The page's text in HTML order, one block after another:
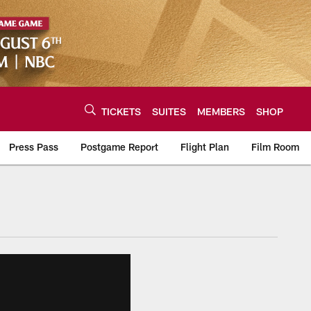
TICKETS SUITES MEMBERS SHOP
Press Pass Postgame Report Flight Plan Film Room